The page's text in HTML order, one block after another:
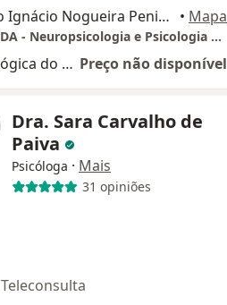
Avenida Alfredo Ignácio Nogueira Penido 335, São José dos Campos • Mapa
Priscilla Paula LTDA - Neuropsicologia e Psicologia Clinica
Consulta psicológica do adolescente Preço não disponível
Dra. Sara Carvalho de
Paiva
Psicóloga · Mais
31 opiniões
Teleconsulta